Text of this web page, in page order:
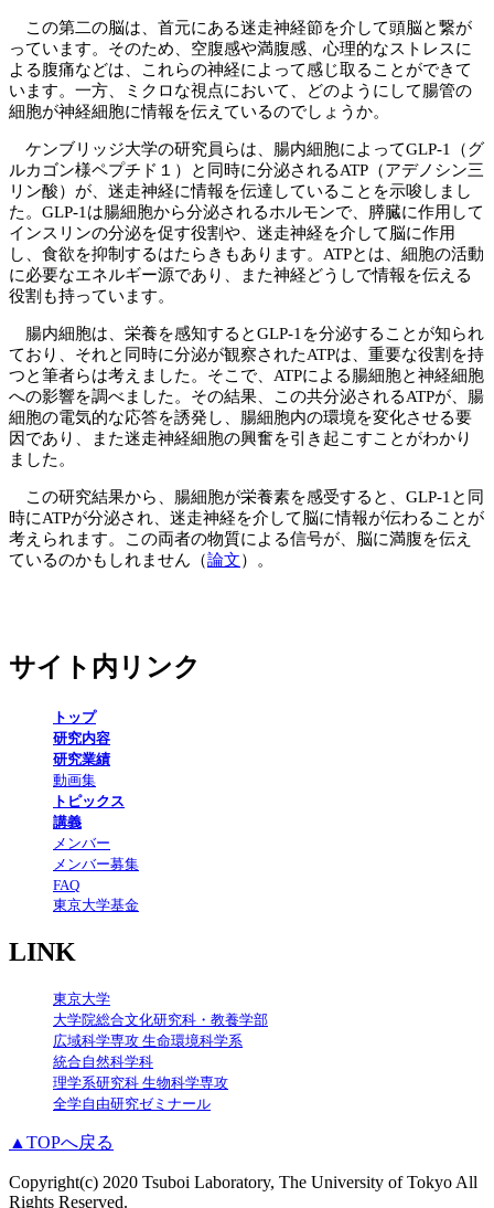
この第二の脳は、首元にある迷走神経節を介して頭脳と繋が
っています。そのため、空腹感や満腹感、心理的なストレスに
よる腹痛などは、これらの神経によって感じ取ることができて
います。一方、ミクロな視点において、どのようにして腸管の
細胞が神経細胞に情報を伝えているのでしょうか。
ケンブリッジ大学の研究員らは、腸内細胞によってGLP-1（グ
ルカゴン様ペプチド１）と同時に分泌されるATP（アデノシン三
リン酸）が、迷走神経に情報を伝達していることを示唆しまし
た。GLP-1は腸細胞から分泌されるホルモンで、膵臓に作用して
インスリンの分泌を促す役割や、迷走神経を介して脳に作用
し、食欲を抑制するはたらきもあります。ATPとは、細胞の活動
に必要なエネルギー源であり、また神経どうしで情報を伝える
役割も持っています。
腸内細胞は、栄養を感知するとGLP-1を分泌することが知られ
ており、それと同時に分泌が観察されたATPは、重要な役割を持
つと筆者らは考えました。そこで、ATPによる腸細胞と神経細胞
への影響を調べました。その結果、この共分泌されるATPが、腸
細胞の電気的な応答を誘発し、腸細胞内の環境を変化させる要
因であり、また迷走神経細胞の興奮を引き起こすことがわかり
ました。
この研究結果から、腸細胞が栄養素を感受すると、GLP-1と同
時にATPが分泌され、迷走神経を介して脳に情報が伝わることが
考えられます。この両者の物質による信号が、脳に満腹を伝え
ているのかもしれません（論文）。
サイト内リンク
トップ
研究内容
研究業績
動画集
トピックス
講義
メンバー
メンバー募集
FAQ
東京大学基金
LINK
東京大学
大学院総合文化研究科・教養学部
広域科学専攻 生命環境科学系
統合自然科学科
理学系研究科 生物科学専攻
全学自由研究ゼミナール
▲TOPへ戻る
Copyright(c) 2020 Tsuboi Laboratory, The University of Tokyo All
Rights Reserved.